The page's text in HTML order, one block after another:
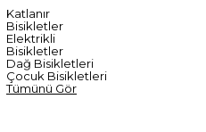
Katlanır
Bisikletler
Elektrikli
Bisikletler
Dağ Bisikletleri
Çocuk Bisikletleri
Tümünü Gör